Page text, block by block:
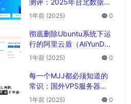
心vps性能与解锁能力全解
1年前 (2025) 0
彻底删除Ubuntu系统下运
行的阿里云盾（AliYunDu
n/Aegis）
1年前 (2025) 0
每一个MJJ都必须知道的
常识：国外VPS服务器圈
子黑话大全
1年前 (2025) 0